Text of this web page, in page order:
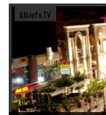
Albinfo.TV